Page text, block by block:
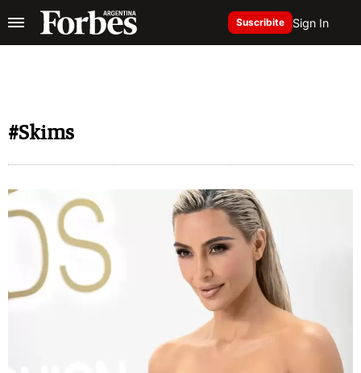
Suscribite Sign In
#Skims